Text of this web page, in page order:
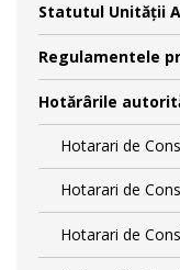
Statutul Unităţii
Regulamentele
Hotărârile
Hotarari de
Hotarari de
Hotarari de